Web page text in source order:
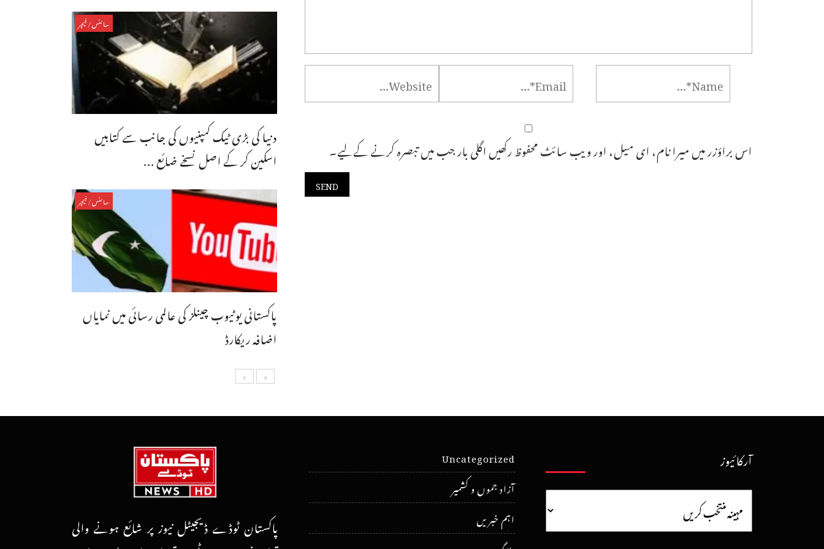
اس براؤزر میں میرا نام، ای میل، اور ویب سائٹ محفوظ رکھیں اگلی بار جب میں تبصرہ کرنے کےلیے۔
سائنس/فیچر
دنیا کی بڑی ٹیک کمپنیوں کی جانب سے کتابیں
اسکین کر کے اصل نسخے ضائع ...
سائنس/فیچر
پاکستانی یوٹیوب چینلز کی عالمی رسائی میں نمایاں
اضافہ ریکارڈ
پاکستان ٹوڈے ڈیجیٹل نیوز پر شائع ہونے والی
Uncategorized
آزاد جموں و کشمیر
اہم خبریں
آرکائیوز